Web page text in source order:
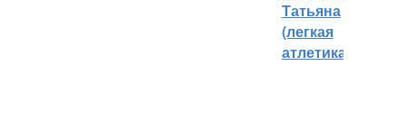
Татьяна
(легкая
атлетика)